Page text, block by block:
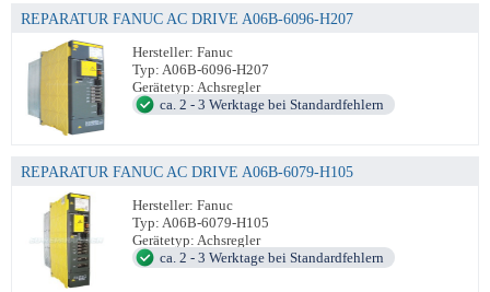
REPARATUR FANUC AC DRIVE A06B-6096-H207
Hersteller: Fanuc
Typ: A06B-6096-H207
Gerätetyp: Achsregler
ca. 2 - 3 Werktage bei Standardfehlern
REPARATUR FANUC AC DRIVE A06B-6079-H105
Hersteller: Fanuc
Typ: A06B-6079-H105
Gerätetyp: Achsregler
ca. 2 - 3 Werktage bei Standardfehlern